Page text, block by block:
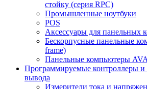
стойку (серия RPC)
Промышленные ноутбуки
POS
Аксессуары для панельных
Бескорпусные панельные
frame)
Панельные компьютеры
Программируемые контроллеры и
вывода
Измерители тока и